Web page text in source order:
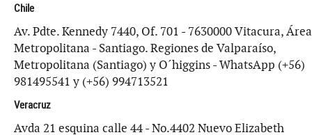
Chile
Av. Pdte. Kennedy 7440, Of. 701 - 7630000 Vitacura, Área
Metropolitana - Santiago. Regiones de Valparaíso,
Metropolitana (Santiago) y O´higgins - WhatsApp (+56)
981495541 y (+56) 994713521
Veracruz
Avda 21 esquina calle 44 - No.4402 Nuevo Elizabeth